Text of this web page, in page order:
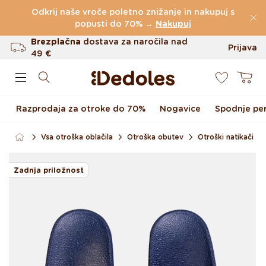
Preskoči na vsebino
Odkrij naše vroče poletno znižanje in nakupuj s
popusti do 70% → Nakupuj
(60.231 Ocen)
Brezplačna dostava za naročila nad
49 €
Do 100 dni za vračilo
Prijava
Košarica
Razprodaja za otroke do 70% Nogavice Spodnje
Vsa otroška oblačila Otroška obutev Otroški natikači
Zadnja priložnost
izdelku